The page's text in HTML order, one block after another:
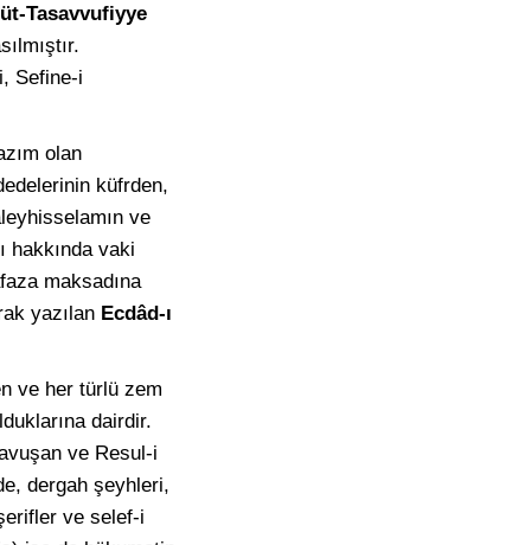
Tasavvufiyye
Sefine-i
olan
küfrden,
ve
hakkında vaki
maksadına
yazılan Ecdâd-ı
ve her türlü zem
dairdir.
ve Resul-i
dergah şeyhleri,
ve selef-i